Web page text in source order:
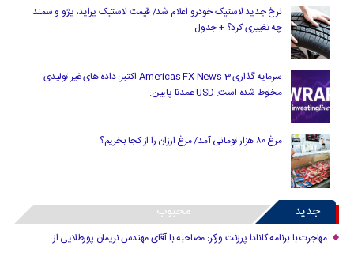
نرخ جدید لاستیک خودرو اعلام شد/ قیمت لاستیک پراید، پژو و سمند
چه تغییری کرد؟ + جدول
سرمایه گذاری Americas FX News 3 اکتبر: داده های غیر تولیدی
مخلوط شده است. USD عمدتا پایین.
مرغ ۸۰ هزار تومانی آمد/ مرغ ارزان را از کجا بخریم؟
جدید محبوب
مهاجرت با برنامه کانادا پرزنت ورکر: مصاحبه با آقای مهندس نریمان پورطلایی از